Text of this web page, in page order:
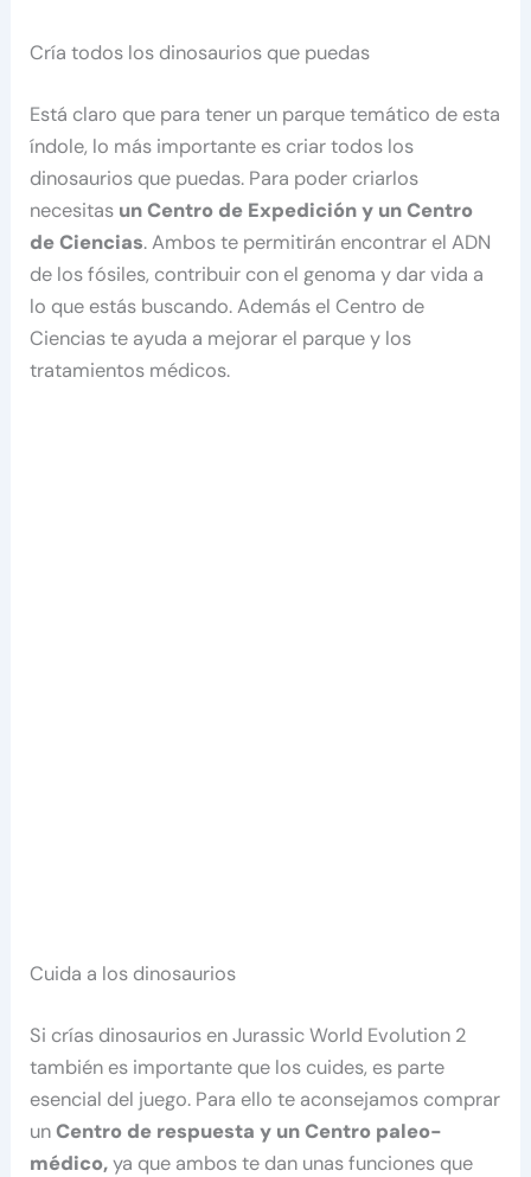
Cría todos los dinosaurios que puedas
Está claro que para tener un parque temático de esta
índole, lo más importante es criar todos los
dinosaurios que puedas. Para poder criarlos
necesitas un Centro de Expedición y un Centro
de Ciencias. Ambos te permitirán encontrar el ADN
de los fósiles, contribuir con el genoma y dar vida a
lo que estás buscando. Además el Centro de
Ciencias te ayuda a mejorar el parque y los
tratamientos médicos.
Cuida a los dinosaurios
Si crías dinosaurios en Jurassic World Evolution 2
también es importante que los cuides, es parte
esencial del juego. Para ello te aconsejamos comprar
unCentro de respuesta y un Centro paleo-
médico,ya que ambos te dan unas funciones que